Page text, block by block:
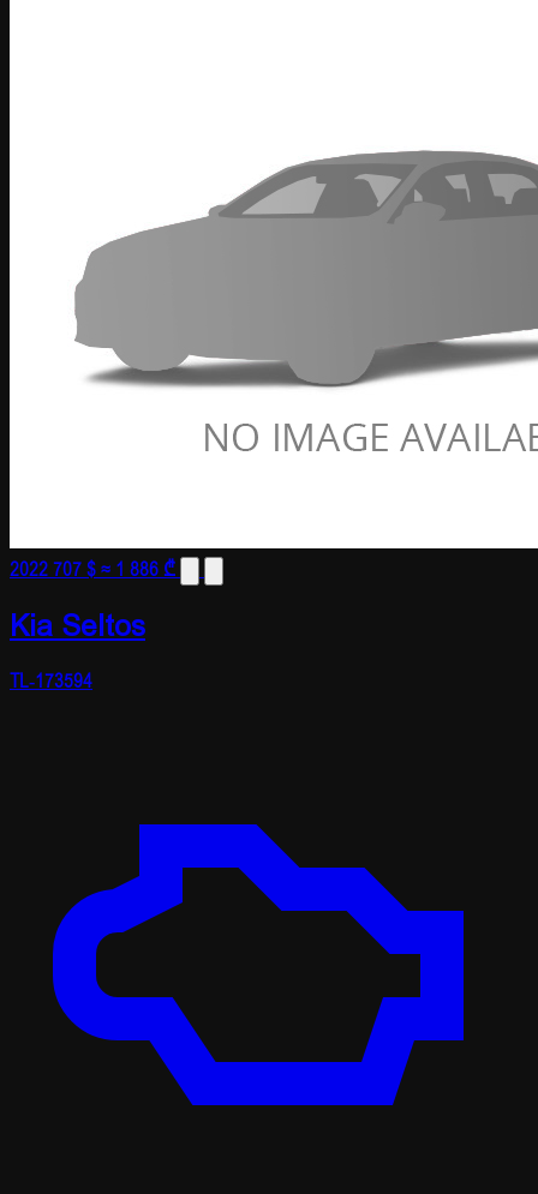
2022707 $≈ 1 886 ₾
Kia Seltos
TL-173594